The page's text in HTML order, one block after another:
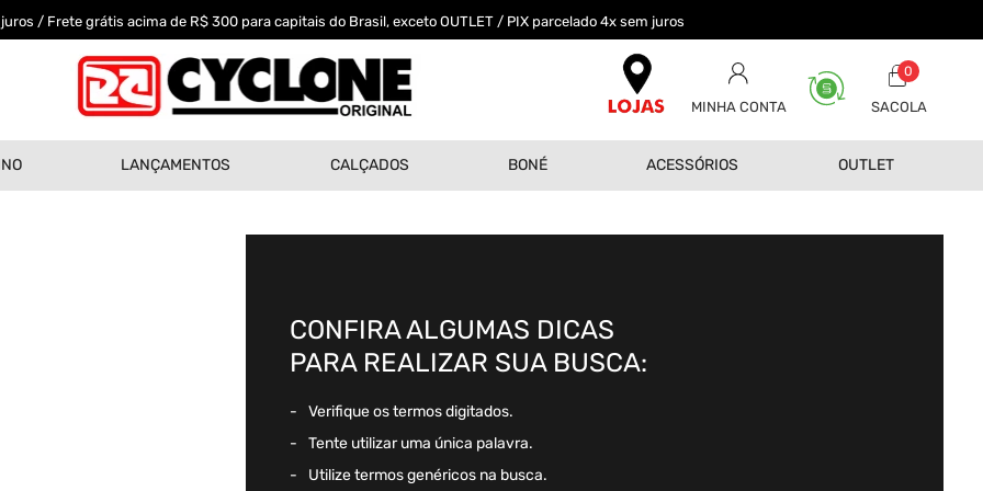
/ Frete grátis acima de R$ 300 para capitais do Brasil, exceto OUTLET / PIX parcelado 4x sem juros
MINHA CONTA
0
LANÇAMENTOS CALÇADOS BONÉ ACESSÓRIOS OUTLET
CONFIRA ALGUMAS DICAS
PARA REALIZAR SUA BUSCA:
Verifique os termos digitados.
Tente utilizar uma única palavra.
Utilize termos genéricos na busca.